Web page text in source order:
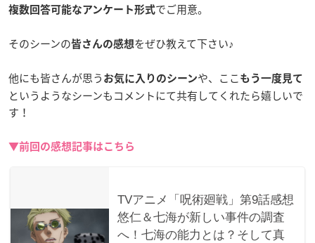
複数回答可能なアンケート形式でご用意。
そのシーンの皆さんの感想をぜひ教えて下さい♪
他にも皆さんが思う お気に入りのシーンや、ここ もう一度見て
というようなシーンもコメントにて共有してくれたら嬉しいで
す！
▼前回の感想記事はこちら